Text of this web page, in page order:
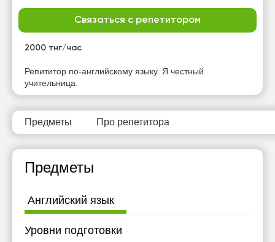
Связаться с репетитором
2000 тнг/час
Репититор по-английскому языку. Я честный
учительница.
Предметы Про репетитора
Предметы
Английский язык
Уровни подготовки
пт
сб
Нет
свободных
Нет
Нет